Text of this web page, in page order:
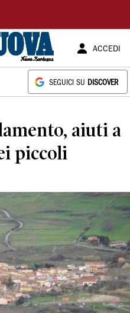
ACCEDI
SEGUICI SU DISCOVER
aiuti a
piccoli